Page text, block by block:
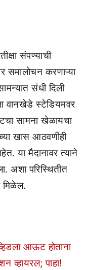
संपण्याची
समालोचन करणाऱ्या
संधी दिली
वानखेडे स्टेडियमवर
सामना खेळायचा
खास आठवणीही
या मैदानावर त्याने
अशा परिस्थितीत
मिळेल.
आऊट होताना
व्हायरल; पाहा!